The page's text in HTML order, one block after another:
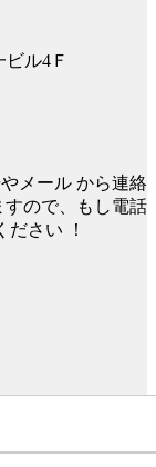
ル4Ｆ
メール から連絡
ので、もし電話
ださい ！